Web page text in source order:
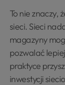
To nie znaczy,
sieci. Sieci
magazyny
pozwalać
praktyce
inwestycji